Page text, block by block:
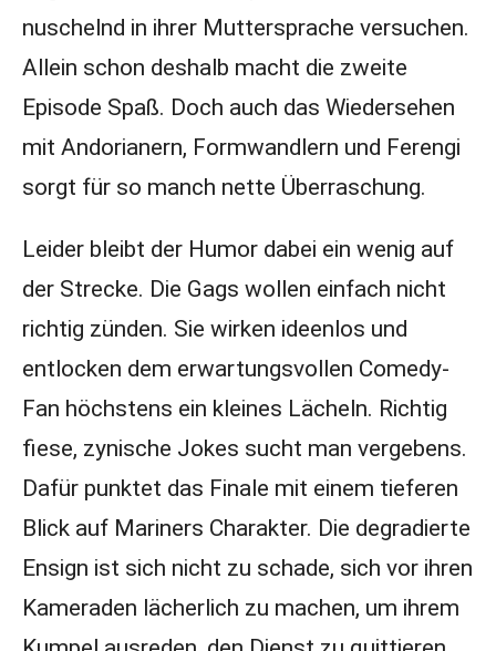
nuschelnd in ihrer Muttersprache versuchen.
Allein schon deshalb macht die zweite
Episode Spaß. Doch auch das Wiedersehen
mit Andorianern, Formwandlern und Ferengi
sorgt für so manch nette Überraschung.
Leider bleibt der Humor dabei ein wenig auf
der Strecke. Die Gags wollen einfach nicht
richtig zünden. Sie wirken ideenlos und
entlocken dem erwartungsvollen Comedy-
Fan höchstens ein kleines Lächeln. Richtig
fiese, zynische Jokes sucht man vergebens.
Dafür punktet das Finale mit einem tieferen
Blick auf Mariners Charakter. Die degradierte
Ensign ist sich nicht zu schade, sich vor ihren
Kameraden lächerlich zu machen, um ihrem